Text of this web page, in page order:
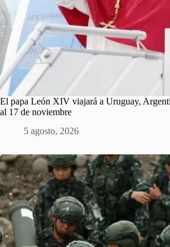
El papa León XIV viajará a Uruguay,
al 17 de noviembre
5 agosto, 2026